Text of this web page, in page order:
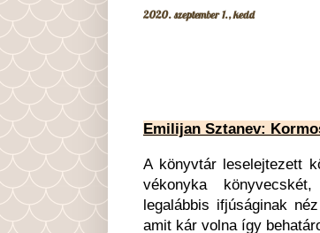
2020. szeptember 1., kedd
Emilijan Sztanev:
A könyvtár leselejtezett
vékonyka
legalábbis ifjúságinak
amit kár volna így